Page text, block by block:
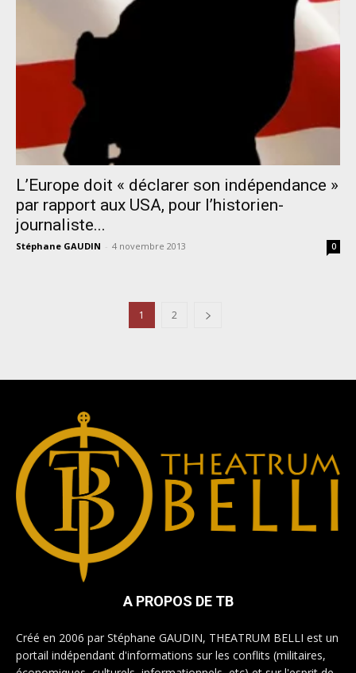
L’Europe doit « déclarer son indépendance »
par rapport aux USA, pour l’historien-
journaliste...
Stéphane GAUDIN - 4 novembre 2013 0
1 2
A PROPOS DE TB
Créé en 2006 par Stéphane GAUDIN, THEATRUM BELLI est un
portail indépendant d'informations sur les conflits (militaires,